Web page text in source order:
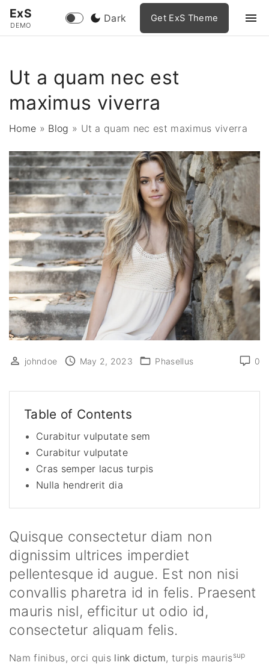
i
ExS
DEMO
Dark Get ExS Theme
Ut a quam nec est
maximus viverra
Home » Blog » Ut a quam nec est maximus viverra
johndoe May 2, 2023 Phasellus 0
Table of Contents
Curabitur vulputate sem
Curabitur vulputate
Cras semper lacus turpis
Nulla hendrerit dia
Quisque consectetur diam non
dignissim ultrices imperdiet
pellentesque id augue. Est non nisi
convallis pharetra id in felis. Praesent
mauris nisl, efficitur ut odio id,
consectetur aliquam felis.
Nam finibus, orci quis link dictum, turpis maurissup